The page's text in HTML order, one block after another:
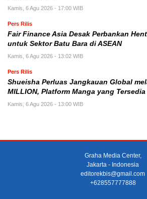
Kamis, 6 Agu 2026 - 17:00 WIB
Pers Rilis
Fair Finance Asia Desak Perbankan
untuk Sektor Batu Bara di ASEAN
Kamis, 6 Agu 2026 - 13:02 WIB
Pers Rilis
Shueisha Perluas Jangkauan Global
MILLION, Platform Manga yang
Kamis, 6 Agu 2026 - 13:00 WIB
Graha Media Center,
Jakarta - Indonesia
editorekbis@gmail.com
+628557777888